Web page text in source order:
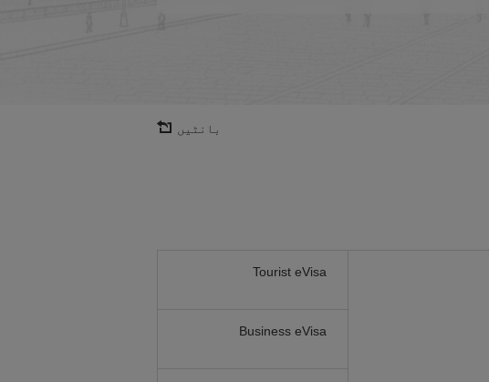
بانٹیں
Tourist eVisa
Business eVisa